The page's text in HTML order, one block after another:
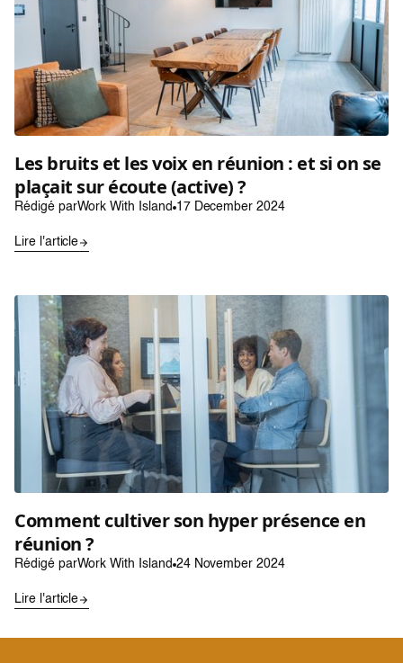
Les bruits et les voix en réunion : et si on se
plaçait sur écoute (active) ?
Rédigé parWork With Island 17 December 2024
Lire l'article
Comment cultiver son hyper présence en
réunion ?
Rédigé parWork With Island 24 November 2024
Lire l'article